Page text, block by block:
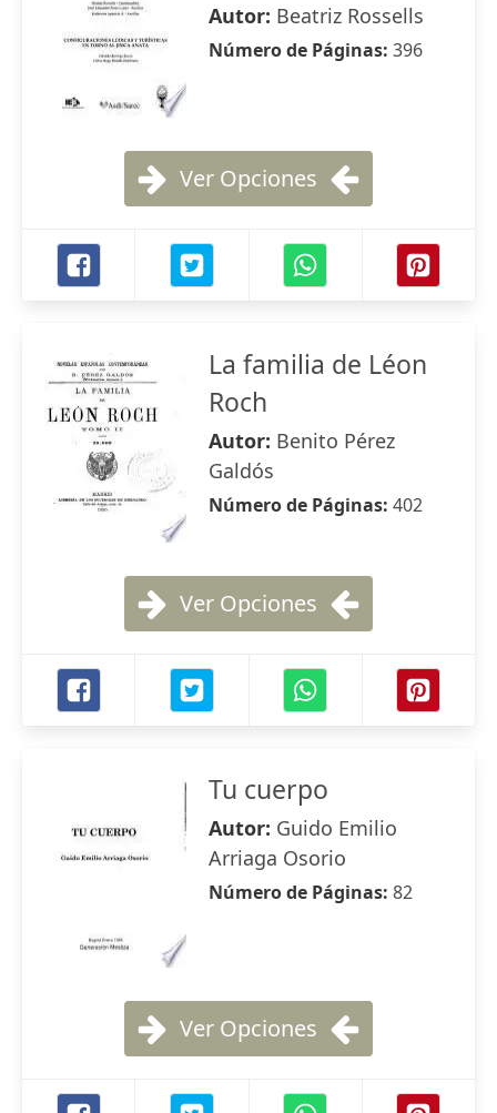
Autor: Beatriz Rossells
Número de Páginas: 396
Ver Opciones
La familia de Léon
Roch
Autor: Benito Pérez
Galdós
Número de Páginas: 402
Ver Opciones
Tu cuerpo
Autor: Guido Emilio
Arriaga Osorio
Número de Páginas: 82
Ver Opciones